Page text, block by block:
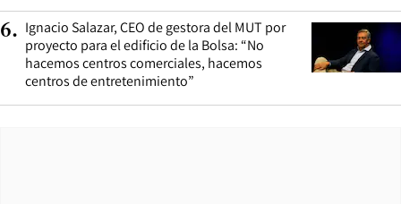
6. Ignacio Salazar, CEO de gestora del MUT por
proyecto para el edificio de la Bolsa: “No
hacemos centros comerciales, hacemos
centros de entretenimiento”